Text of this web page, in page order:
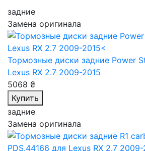
задние
Замена оригинала
Тормозные диски задние Power
Lexus RX 2.7 2009-2015
5068 ₴
Купить
задние
Замена оригинала